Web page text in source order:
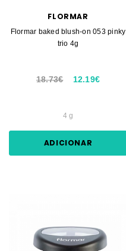
FLORMAR
Flormar baked blush-on 053 pinky
trio 4g
18.73€ 12.19€
4 g
ADICIONAR